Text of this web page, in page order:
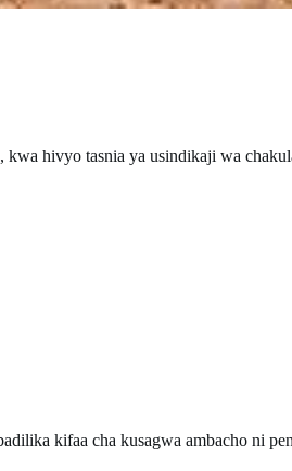
hivyo tasnia ya usindikaji wa
kifaa cha kusagwa ambacho ni